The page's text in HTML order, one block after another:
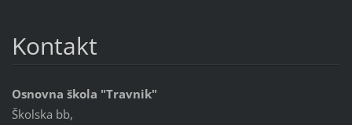
Kontakt
Osnovna škola "Travnik"
Školska bb,